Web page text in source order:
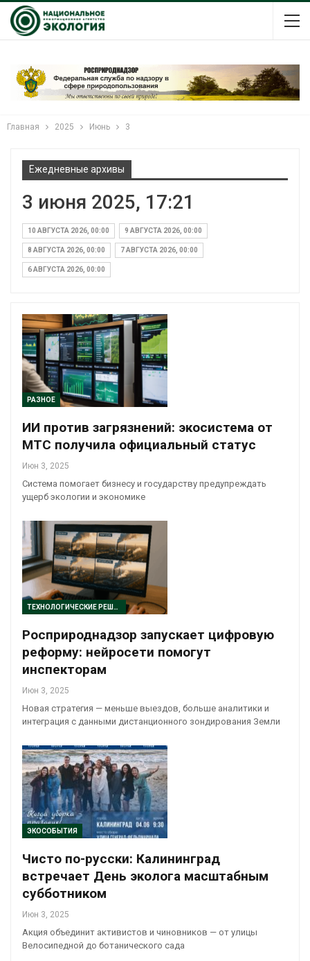
Главная 2025 Июнь 3
Ежедневные архивы
3 июня 2025, 17:21
10 АВГУСТА 2026, 00:00 9 АВГУСТА 2026, 00:00
8 АВГУСТА 2026, 00:00 7 АВГУСТА 2026, 00:00
6 АВГУСТА 2026, 00:00
РАЗНОЕ
ИИ против загрязнений: экосистема от
МТС получила официальный статус
Июн 3, 2025
Система помогает бизнесу и государству предупреждать
ущерб экологии и экономике
ТЕХНОЛОГИЧЕСКИЕ РЕШЕНИЯ
Росприроднадзор запускает цифровую
реформу: нейросети помогут
инспекторам
Июн 3, 2025
Новая стратегия — меньше выездов, больше аналитики и
интеграция с данными дистанционного зондирования Земли
ЭКОСОБЫТИЯ
Чисто по-русски: Калининград
встречает День эколога масштабным
субботником
Июн 3, 2025
Акция объединит активистов и чиновников — от улицы
Велосипедной до ботанического сада